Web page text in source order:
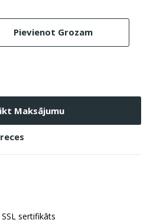
Pievienot Grozam
Maksājumu
SSL sertifikāts